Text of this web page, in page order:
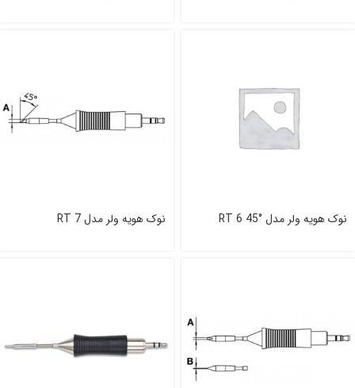
نوک هویه ولر مدل RT 6 45° نوک هویه ولر مدل RT 7